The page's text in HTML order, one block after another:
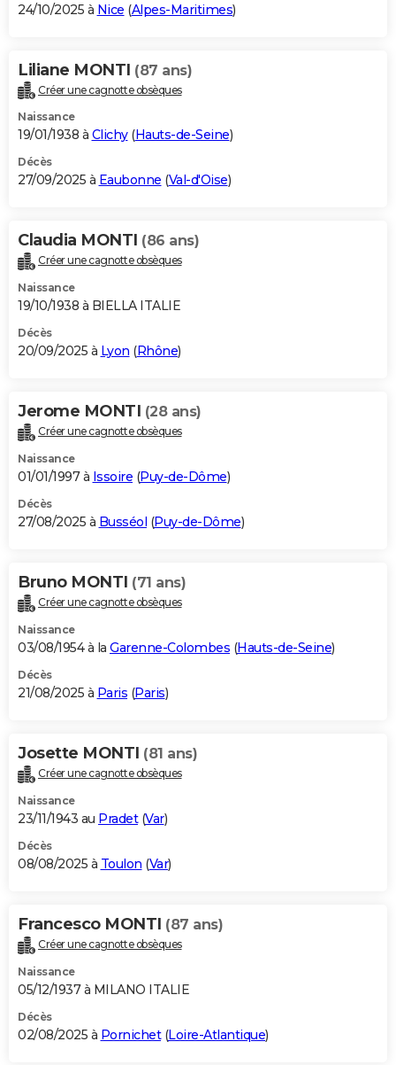
24/10/2025 à Nice (Alpes-Maritimes)
Liliane MONTI (87 ans)
Créer une cagnotte obsèques
Naissance
19/01/1938 à Clichy(Hauts-de-Seine)
Décès
27/09/2025 à Eaubonne (Val-d'Oise)
Claudia MONTI (86 ans)
Créer une cagnotte obsèques
Naissance
19/10/1938 à BIELLA ITALIE
Décès
20/09/2025 à Lyon (Rhône)
Jerome MONTI (28 ans)
Créer une cagnotte obsèques
Naissance
01/01/1997 à Issoire (Puy-de-Dôme)
Décès
27/08/2025 à Busséol (Puy-de-Dôme)
Bruno MONTI (71 ans)
Créer une cagnotte obsèques
Naissance
03/08/1954 à la Garenne-Colombes (Hauts-de-Seine)
Décès
21/08/2025 à Paris (Paris)
Josette MONTI (81 ans)
Créer une cagnotte obsèques
Naissance
23/11/1943 au Pradet(Var)
Décès
08/08/2025 à Toulon (Var)
Francesco MONTI (87 ans)
Créer une cagnotte obsèques
Naissance
05/12/1937 à MILANO ITALIE
Décès
02/08/2025 à Pornichet(Loire-Atlantique)